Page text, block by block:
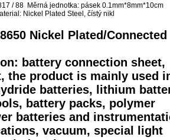
/ 88 Měrná jednotka: pásek 0.1mm*8mm*10cm
Nickel Plated Steel, čístý nikl
Nickel Plated/Connected
battery connection sheet,
the product is mainly used
batteries, lithium
battery packs, polymer
batteries and
vacuum, special light